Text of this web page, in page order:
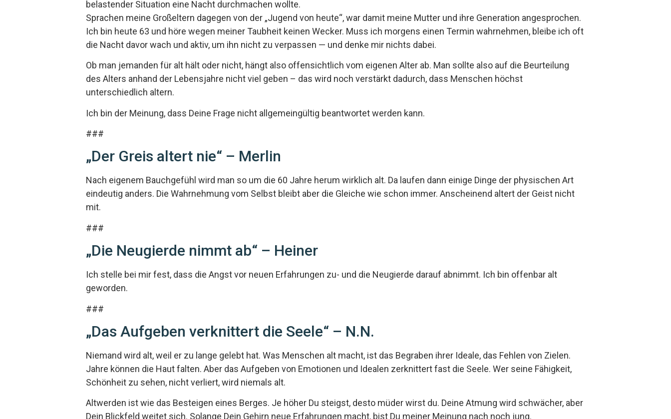
belastender Situation eine Nacht durchmachen wollte.
Sprachen meine Großeltern dagegen von der „Jugend von heute“, war damit meine Mutter und ihre Generation angesprochen.
Ich bin heute 63 und höre wegen meiner Taubheit keinen Wecker. Muss ich morgens einen Termin wahrnehmen, bleibe ich oft
die Nacht davor wach und aktiv, um ihn nicht zu verpassen — und denke mir nichts dabei.
Ob man jemanden für alt hält oder nicht, hängt also offensichtlich vom eigenen Alter ab. Man sollte also auf die Beurteilung
des Alters anhand der Lebensjahre nicht viel geben – das wird noch verstärkt dadurch, dass Menschen höchst
unterschiedlich altern.
Ich bin der Meinung, dass Deine Frage nicht allgemeingültig beantwortet werden kann.
###
„Der Greis altert nie“ – Merlin
Nach eigenem Bauchgefühl wird man so um die 60 Jahre herum wirklich alt. Da laufen dann einige Dinge der physischen Art
eindeutig anders. Die Wahrnehmung vom Selbst bleibt aber die Gleiche wie schon immer. Anscheinend altert der Geist nicht
mit.
###
„Die Neugierde nimmt ab“ – Heiner
Ich stelle bei mir fest, dass die Angst vor neuen Erfahrungen zu- und die Neugierde darauf abnimmt. Ich bin offenbar alt
geworden.
###
„Das Aufgeben verknittert die Seele“ – N.N.
Niemand wird alt, weil er zu lange gelebt hat. Was Menschen alt macht, ist das Begraben ihrer Ideale, das Fehlen von Zielen.
Jahre können die Haut falten. Aber das Aufgeben von Emotionen und Idealen zerknittert fast die Seele. Wer seine Fähigkeit,
Schönheit zu sehen, nicht verliert, wird niemals alt.
Altwerden ist wie das Besteigen eines Berges. Je höher Du steigst, desto müder wirst du. Deine Atmung wird schwächer, aber
Dein Blickfeld weitet sich. Solange Dein Gehirn neue Erfahrungen macht, bist Du meiner Meinung nach noch jung.